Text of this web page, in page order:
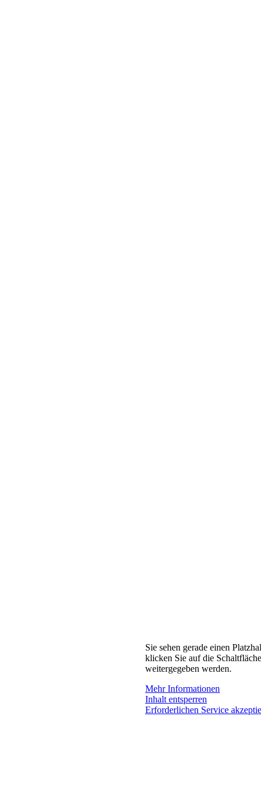
Sie sehen gerade einen
klicken Sie auf die
weitergegeben werden.
Mehr Informationen
Inhalt entsperren
Erforderlichen Service